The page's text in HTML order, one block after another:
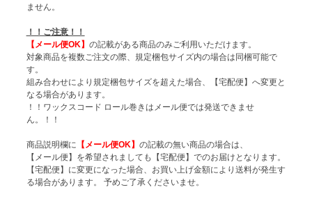
ません。
！！ご注意！！
【メール便OK】 の記載がある商品のみご利用いただけます。
対象商品を複数ご注文の際、規定梱包サイズ内の場合は同梱可能で
す。
組み合わせにより規定梱包サイズを超えた場合、【宅配便】へ変更と
なる場合があります。
！！ワックスコード ロール巻きはメール便では発送できませ
ん。！！
商品説明欄に 【メール便OK】 の記載の無い商品の場合は、
【メール便】を希望されましても【宅配便】でのお届けとなります。
【宅配便】に変更になった場合、お買い上げ金額により送料が発生す
る場合があります。 予めご了承くださいませ。